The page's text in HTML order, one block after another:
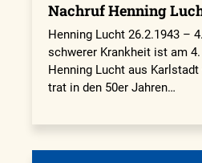
Nachruf Henning
Henning Lucht 26.2.1943 –
schwerer Krankheit ist am
Henning Lucht aus
trat in den 50er Jahren…